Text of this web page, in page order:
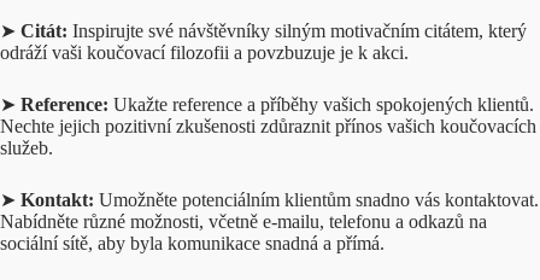
➤ Citát: Inspirujte své návštěvníky silným motivačním citátem, který
odráží vaši koučovací filozofii a povzbuzuje je k akci.
➤ Reference: Ukažte reference a příběhy vašich spokojených klientů.
Nechte jejich pozitivní zkušenosti zdůraznit přínos vašich koučovacích
služeb.
➤ Kontakt: Umožněte potenciálním klientům snadno vás kontaktovat.
Nabídněte různé možnosti, včetně e-mailu, telefonu a odkazů na
sociální sítě, aby byla komunikace snadná a přímá.